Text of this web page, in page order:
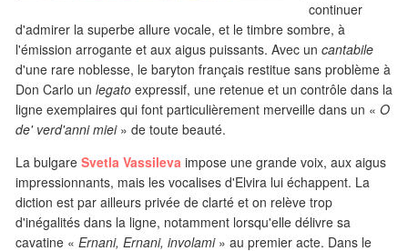
continuer
d'admirer la superbe allure vocale, et le timbre sombre, à
l'émission arrogante et aux aigus puissants. Avec un cantabile
d'une rare noblesse, le baryton français restitue sans problème à
Don Carlo un legato expressif, une retenue et un contrôle dans la
ligne exemplaires qui font particulièrement merveille dans un « O
de' verd'anni miei» de toute beauté.
La bulgare Svetla Vassileva impose une grande voix, aux aigus
impressionnants, mais les vocalises d'Elvira lui échappent. La
diction est par ailleurs privée de clarté et on relève trop
d'inégalités dans la ligne, notamment lorsqu'elle délivre sa
cavatine « Ernani, Ernani, involami» au premier acte. Dans le